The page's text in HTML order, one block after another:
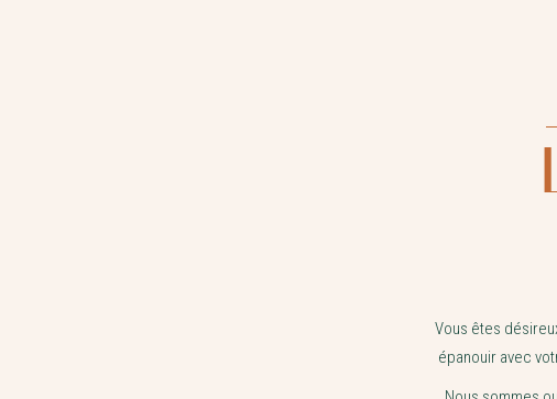
Vous êtes
épanouir avec